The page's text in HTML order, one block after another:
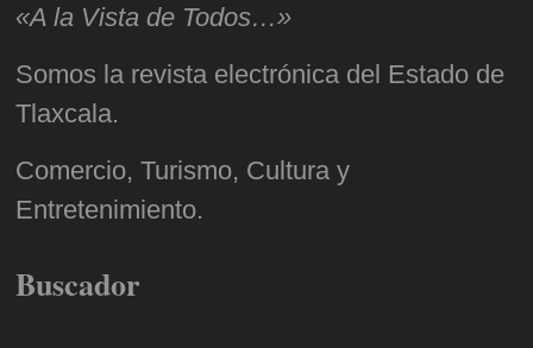
«A la Vista de Todos…»
Somos la revista electrónica del Estado de
Tlaxcala.
Comercio, Turismo, Cultura y
Entretenimiento.
Buscador